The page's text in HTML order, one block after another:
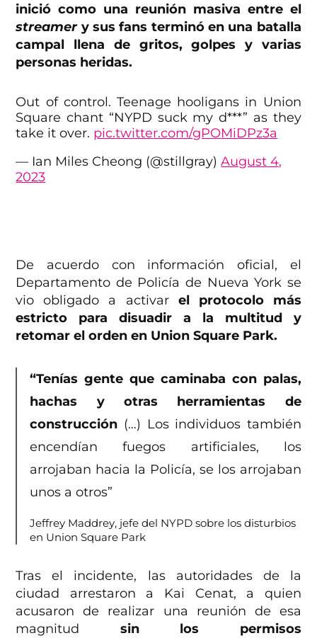
inició como una reunión masiva entre el
streamer y sus fans terminó en una batalla
campal llena de gritos, golpes y varias
personas heridas.
Out of control. Teenage hooligans in Union
Square chant “NYPD suck my d***” as they
take it over. pic.twitter.com/gPOMiDPz3a
— Ian Miles Cheong (@stillgray)August 4,
2023
De acuerdo con información oficial, el
Departamento de Policía de Nueva York se
vio obligado a activar el protocolo más
estricto para disuadir a la multitud y
retomar el orden en Union Square Park.
“Tenías gente que caminaba con palas,
hachas y otras herramientas de
construcción (…) Los individuos también
encendían fuegos artificiales, los
arrojaban hacia la Policía, se los arrojaban
unos a otros”
Jeffrey Maddrey, jefe del NYPD sobre los disturbios
en Union Square Park
Tras el incidente, las autoridades de la
ciudad arrestaron a Kai Cenat, a quien
acusaron de realizar una reunión de esa
magnitud sin los permisos